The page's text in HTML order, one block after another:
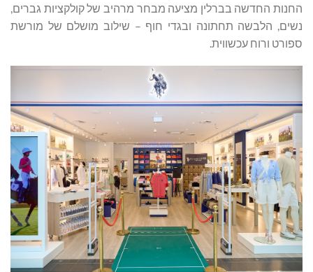
החנות החדשה בברלין מציעה מבחר מרהיב של קולקציות גברים,
נשים, הלבשה תחתונה ובגדי חוף – שילוב מושלם של מורשת
ספורט ורוח עכשווית.